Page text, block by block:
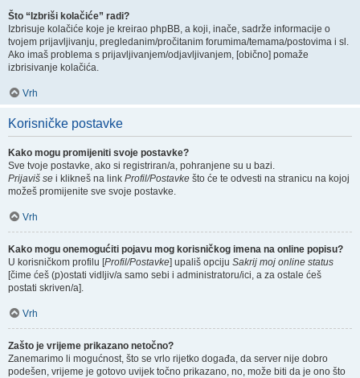
Što “Izbriši kolačiće” radi?
Izbrisuje kolačiće koje je kreirao phpBB, a koji, inače, sadrže informacije o
tvojem prijavljivanju, pregledanim/pročitanim forumima/temama/postovima i sl.
Ako imaš problema s prijavljivanjem/odjavljivanjem, [obično] pomaže
izbrisivanje kolačića.
Vrh
Korisničke postavke
Kako mogu promijeniti svoje postavke?
Sve tvoje postavke, ako si registriran/a, pohranjene su u bazi.
Prijaviš se i klikneš na link Profil/Postavke što će te odvesti na stranicu na kojoj
možeš promijenite sve svoje postavke.
Vrh
Kako mogu onemogućiti pojavu mog korisničkog imena na online popisu?
U korisničkom profilu [Profil/Postavke] upališ opciju Sakrij moj online status
[čime ćeš (p)ostati vidljiv/a samo sebi i administratoru/ici, a za ostale ćeš
postati skriven/a].
Vrh
Zašto je vrijeme prikazano netočno?
Zanemarimo li mogućnost, što se vrlo rijetko događa, da server nije dobro
podešen, vrijeme je gotovo uvijek točno prikazano, no, može biti da je ono što